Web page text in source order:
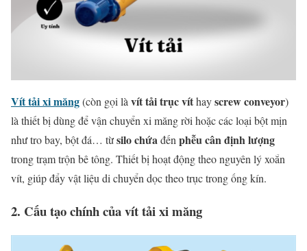
Víttảiximăng(còn gọi là víttảitrụcvíthayscrewconveyor)
là thiếtbị dùngđểvận chuyển xi măngrời hoặccácloại bộtmịn
nhưtrobay, bộtđá… từsilochứa đến phễu cân định lượng
trongtrạmtrộn bêtông. Thiếtbị hoạtđộngtheonguyên lýxoắn
vít, giúpđẩyvậtliệu di chuyển dọctheotrụctrongốngkín.
2. Cấutạochínhcủavíttảiximăng